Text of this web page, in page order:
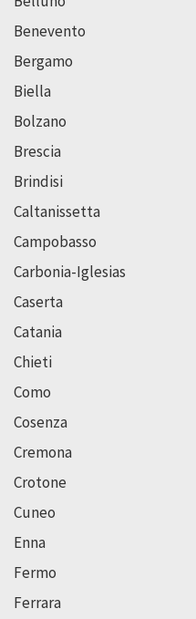
Benevento
Bergamo
Biella
Bolzano
Brescia
Brindisi
Caltanissetta
Campobasso
Carbonia-Iglesias
Caserta
Catania
Chieti
Como
Cosenza
Cremona
Crotone
Cuneo
Enna
Fermo
Ferrara